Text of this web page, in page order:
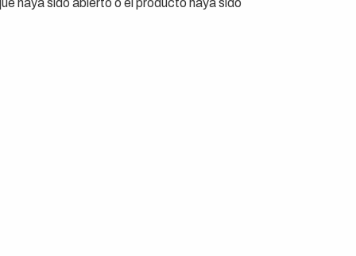
haya sido abierto o el producto haya sido